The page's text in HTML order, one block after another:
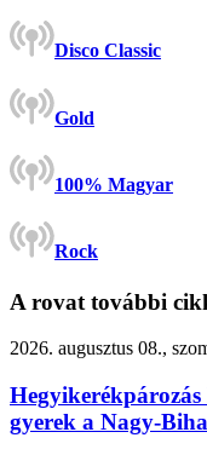
Disco Classic
Gold
100% Magyar
Rock
A rovat további
2026. augusztus 08.,
Hegyikerékpározás
gyerek a Nagy-